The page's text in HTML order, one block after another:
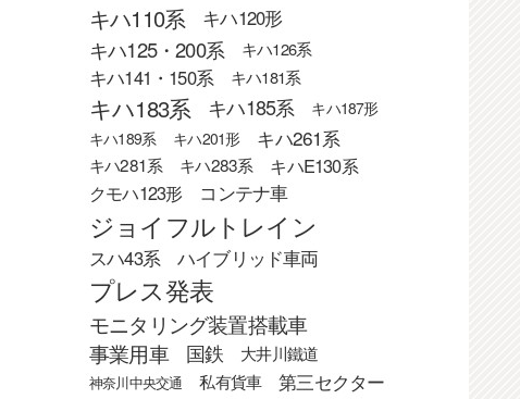
キハ110系 キハ120形
キハ125・200系 キハ126系
キハ141・150系 キハ181系
キハ183系 キハ185系
キハ187形
キハ189系
キハ201形 キハ261系
キハ281系 キハ283系
キハE130系
クモハ123形
コンテナ車
ジョイフルトレイン
スハ43系 ハイブリッド車両
プレス発表
モニタリング装置搭載車
事業用車 国鉄 大井川鐵道
神奈川中央交通 私有貨車
第三セクター